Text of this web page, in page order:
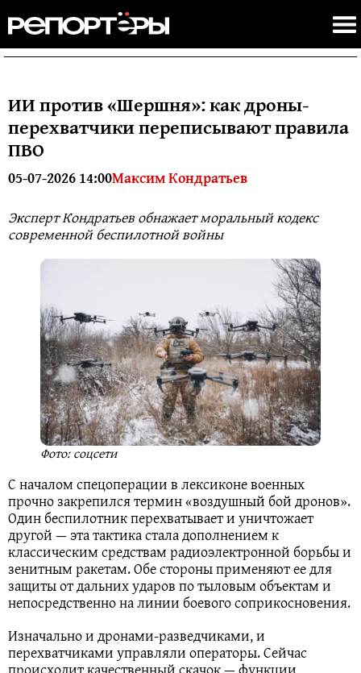
ИИ против «Шершня»: как дроны-
перехватчики переписывают правила
ПВО
05-07-2026 14:00Максим Кондратьев
Эксперт Кондратьев обнажает моральный кодекс
современной беспилотной войны
Фото: соцсети
С началом спецоперации в лексиконе военных
прочно закрепился термин «воздушный бой дронов».
Один беспилотник перехватывает и уничтожает
другой — эта тактика стала дополнением к
классическим средствам радиоэлектронной борьбы и
зенитным ракетам. Обе стороны применяют ее для
защиты от дальних ударов по тыловым объектам и
непосредственно на линии боевого соприкосновения.
Изначально и дронами-разведчиками, и
перехватчиками управляли операторы. Сейчас